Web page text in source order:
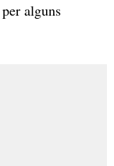
per alguns